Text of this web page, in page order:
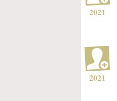
2021
2021